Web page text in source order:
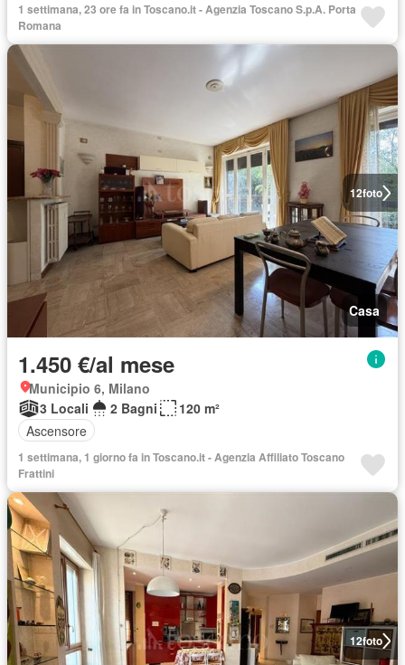
1 settimana, 23 ore fa in Toscano.it - Agenzia Toscano S.p.A. Porta
Romana
12foto
Casa
1.450 €/al mese
Municipio 6, Milano
3 Locali
2 Bagni
120 m²
Ascensore
1 settimana, 1 giorno fa in Toscano.it - Agenzia Affiliato Toscano
Frattini
12foto